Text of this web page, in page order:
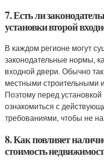
7. Есть ли
установки второй
В каждом регионе могут
законодательные нормы,
входной двери. Обычно
местными
Поэтому перед
ознакомиться с
требованиями, чтобы не
8. Как повлияет
стоимость